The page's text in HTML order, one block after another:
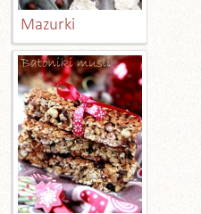
Mazurki